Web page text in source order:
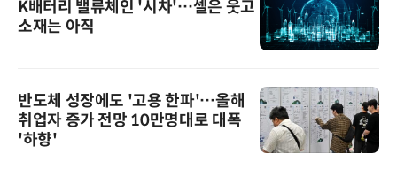
K배터리 밸류체인 '시차'…셀은 웃고
소재는 아직
반도체 성장에도 '고용 한파'…올해
취업자 증가 전망 10만명대로 대폭
'하향'